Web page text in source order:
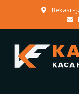
Bekasi -